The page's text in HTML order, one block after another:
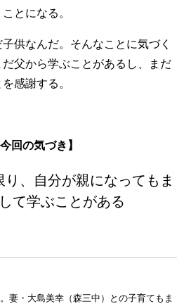
とになる。
供なんだ。そんなことに気づく
父から学ぶことがあるし、まだ
感謝する。
今回の気づき】
、自分が親になってもま
て学ぶことがある
妻・大島美幸（森三中）との子育てもま